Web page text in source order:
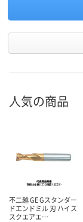
人気の商品
不二越 GE Gスタンダー
ドエンドミル 刃 ハイス
スクエアエ…